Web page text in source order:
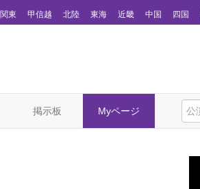
関東 甲信越 北陸 東海 近畿 中国 四国
掲示板 Myページ